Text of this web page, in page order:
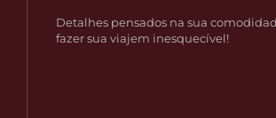
Detalhes pensados na sua
fazer sua viajem inesquecível!